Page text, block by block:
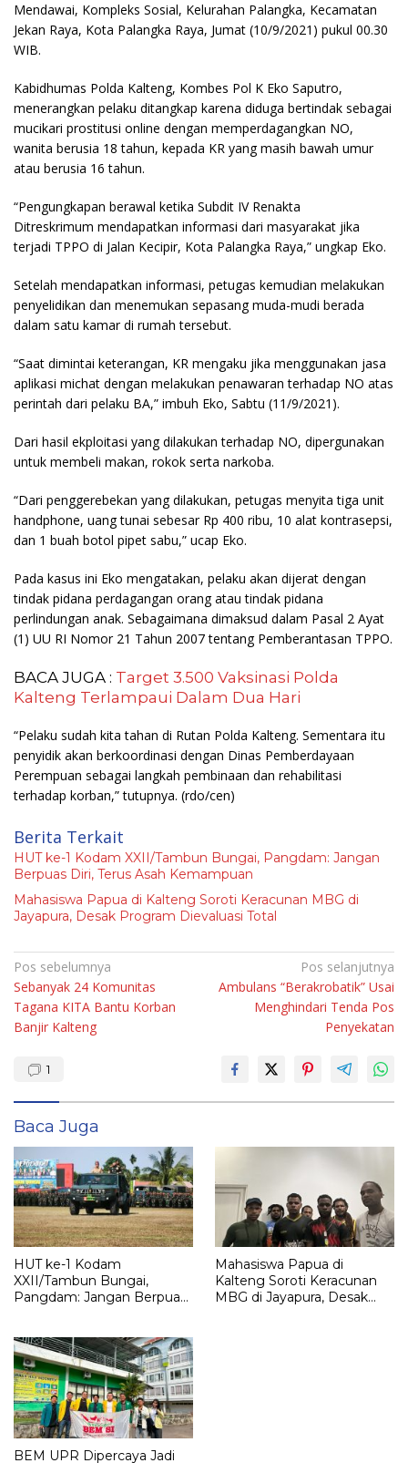
Mendawai, Kompleks Sosial, Kelurahan Palangka, Kecamatan
Jekan Raya, Kota Palangka Raya, Jumat (10/9/2021) pukul 00.30
WIB.
Kabidhumas Polda Kalteng, Kombes Pol K Eko Saputro,
menerangkan pelaku ditangkap karena diduga bertindak sebagai
mucikari prostitusi online dengan memperdagangkan NO,
wanita berusia 18 tahun, kepada KR yang masih bawah umur
atau berusia 16 tahun.
“Pengungkapan berawal ketika Subdit IV Renakta
Ditreskrimum mendapatkan informasi dari masyarakat jika
terjadi TPPO di Jalan Kecipir, Kota Palangka Raya,” ungkap Eko.
Setelah mendapatkan informasi, petugas kemudian melakukan
penyelidikan dan menemukan sepasang muda-mudi berada
dalam satu kamar di rumah tersebut.
“Saat dimintai keterangan, KR mengaku jika menggunakan jasa
aplikasi michat dengan melakukan penawaran terhadap NO atas
perintah dari pelaku BA,” imbuh Eko, Sabtu (11/9/2021).
Dari hasil ekploitasi yang dilakukan terhadap NO, dipergunakan
untuk membeli makan, rokok serta narkoba.
“Dari penggerebekan yang dilakukan, petugas menyita tiga unit
handphone, uang tunai sebesar Rp 400 ribu, 10 alat kontrasepsi,
dan 1 buah botol pipet sabu,” ucap Eko.
Pada kasus ini Eko mengatakan, pelaku akan dijerat dengan
tindak pidana perdagangan orang atau tindak pidana
perlindungan anak. Sebagaimana dimaksud dalam Pasal 2 Ayat
(1) UU RI Nomor 21 Tahun 2007 tentang Pemberantasan TPPO.
BACA JUGA : Target 3.500 Vaksinasi Polda
Kalteng Terlampaui Dalam Dua Hari
“Pelaku sudah kita tahan di Rutan Polda Kalteng. Sementara itu
penyidik akan berkoordinasi dengan Dinas Pemberdayaan
Perempuan sebagai langkah pembinaan dan rehabilitasi
terhadap korban,” tutupnya. (rdo/cen)
Berita Terkait
HUT ke-1 Kodam XXII/Tambun Bungai, Pangdam: Jangan
Berpuas Diri, Terus Asah Kemampuan
Mahasiswa Papua di Kalteng Soroti Keracunan MBG di
Jayapura, Desak Program Dievaluasi Total
Navigasi
pos
Pos sebelumnya
Sebanyak 24 Komunitas
Tagana KITA Bantu Korban
Banjir Kalteng
Pos selanjutnya
Ambulans “Berakrobatik” Usai
Menghindari Tenda Pos
Penyekatan
1
Baca Juga
HUT ke-1 Kodam
XXII/Tambun Bungai,
Pangdam: Jangan Berpuas
Mahasiswa Papua di
Kalteng Soroti Keracunan
MBG di Jayapura, Desak
BEM UPR Dipercaya Jadi